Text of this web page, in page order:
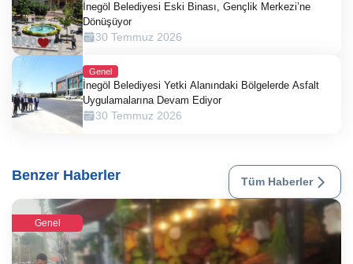
İnegöl Belediyesi Eski Binası, Gençlik Merkezi’ne
Dönüşüyor
30 Temmuz 2026
Genel
İnegöl Belediyesi Yetki Alanındaki Bölgelerde Asfalt
Uygulamalarına Devam Ediyor
30 Temmuz 2026
Benzer Haberler Tüm Haberler
Genel